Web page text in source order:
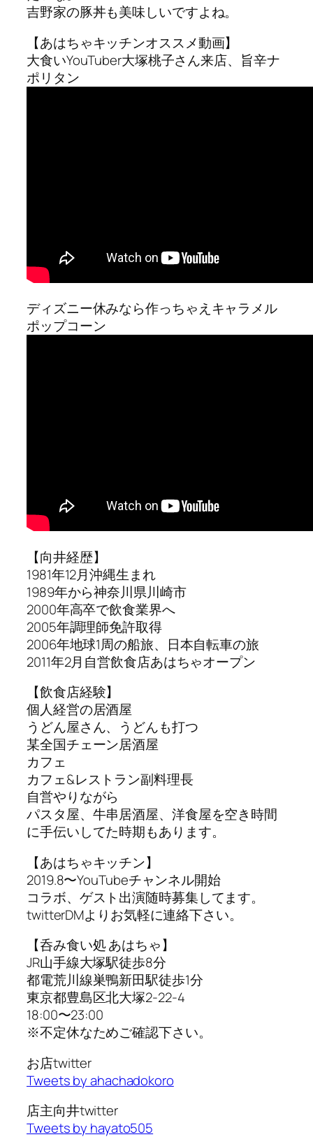
吉野家の豚丼も美味しいですよね。
【あはちゃキッチンオススメ動画】
大食いYouTuber大塚桃子さん来店、旨辛ナ
ポリタン
ディズニー休みなら作っちゃえキャラメル
ポップコーン
【向井経歴】
1981年12月沖縄生まれ
1989年から神奈川県川崎市
2000年高卒で飲食業界へ
2005年調理師免許取得
2006年地球1周の船旅、日本自転車の旅
2011年2月自営飲食店あはちゃオープン
【飲食店経験】
個人経営の居酒屋
うどん屋さん、うどんも打つ
某全国チェーン居酒屋
カフェ
カフェ&レストラン副料理長
自営やりながら
パスタ屋、牛串居酒屋、洋食屋を空き時間
に手伝いしてた時期もあります。
【あはちゃキッチン】
2019.8〜YouTubeチャンネル開始
コラボ、ゲスト出演随時募集してます。
twitterDMよりお気軽に連絡下さい。
【呑み食い処 あはちゃ】
JR山手線大塚駅徒歩8分
都電荒川線巣鴨新田駅徒歩1分
東京都豊島区北大塚2-22-4
18:00〜23:00
※不定休なためご確認下さい。
お店twitter
Tweets by ahachadokoro
店主向井twitter
Tweets by hayato505